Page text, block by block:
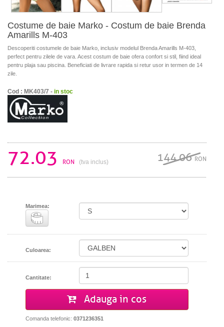
Costume de baie Marko - Costum de baie Brenda
Amarills M-403
Descoperiti costumele de baie Marko, inclusiv modelul Brenda Amarills M-403,
perfect pentru zilele de vara. Acest costum de baie ofera confort si stil, fiind ideal
pentru plaja sau piscina. Beneficiati de livrare rapida si retur usor in termen de 14
zile.
Cod : MK403/7 - in stoc
72.03 RON (tva inclus) 144.06RON
Marimea:
Culoarea:
Cantitate:
Adauga in cos
Comanda telefonic: 0371236351